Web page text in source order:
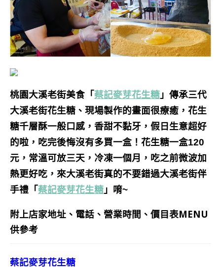
桃園大溪老街美食「蔡記麥芽花生糖 」傳承三代
大溪老街花生糖、現場製作的畫面很療癒，花生
糖千層酥一般口感，香甜不黏牙，假日生意超好
的啦，吃完後悔沒有多買一盒！花生糖一盒120
元，常溫可放三天，冷凍一個月，吃之前微波加
熱更好吃，來大溪老街真的不要錯過大溪老街伴
手禮 「蔡記麥芽花生糖 」唷~
附上店家地址、電話、營業時間、價目表MENU
供參考
蔡記麥芽花生糖